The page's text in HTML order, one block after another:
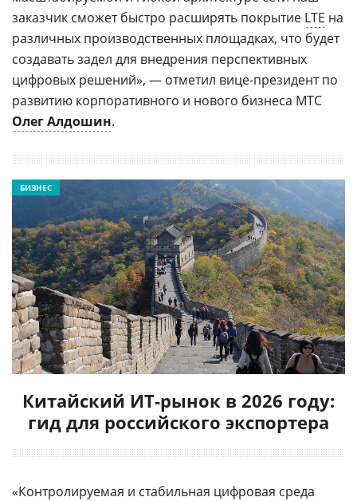
заказчик сможет быстро расширять покрытие LTE на
различных производственных площадках, что будет
создавать задел для внедрения перспективных
цифровых решений», — отметил вице-президент по
развитию корпоративного и нового бизнеса МТС
Олег Алдошин.
Китайский ИТ-рынок в 2026 году:
гид для российского экспортера
БИЗНЕС
«Контролируемая и стабильная цифровая среда